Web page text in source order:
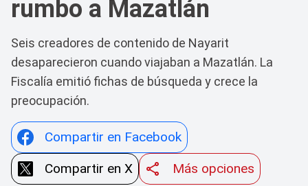
rumbo a Mazatlán
Seis creadores de contenido de Nayarit
desaparecieron cuando viajaban a Mazatlán. La
Fiscalía emitió fichas de búsqueda y crece la
preocupación.
Compartir en Facebook
Compartir en X
Más opciones